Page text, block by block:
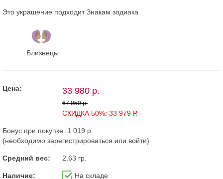
Это украшение подходит Знакам зодиака
Близнецы
Цена: 33 980 р.
67 959 р.
СКИДКА 50%: 33 979 Р.
Бонус при покупке: 1 019 р.
(необходимо зарегистрироваться или войти)
Средний вес: 2.63 гр.
Наличие: На складе